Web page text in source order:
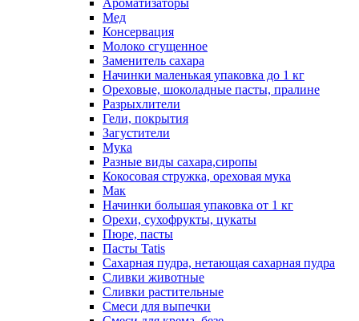
Ароматизаторы
Мед
Консервация
Молоко сгущенное
Заменитель сахара
Начинки маленькая упаковка до 1 кг
Ореховые, шоколадные пасты, пралине
Разрыхлители
Гели, покрытия
Загустители
Мука
Разные виды сахара,сиропы
Кокосовая стружка, ореховая мука
Мак
Начинки большая упаковка от 1 кг
Орехи, сухофрукты, цукаты
Пюре, пасты
Пасты Tatis
Сахарная пудра, нетающая сахарная пудра
Сливки животные
Сливки растительные
Смеси для выпечки